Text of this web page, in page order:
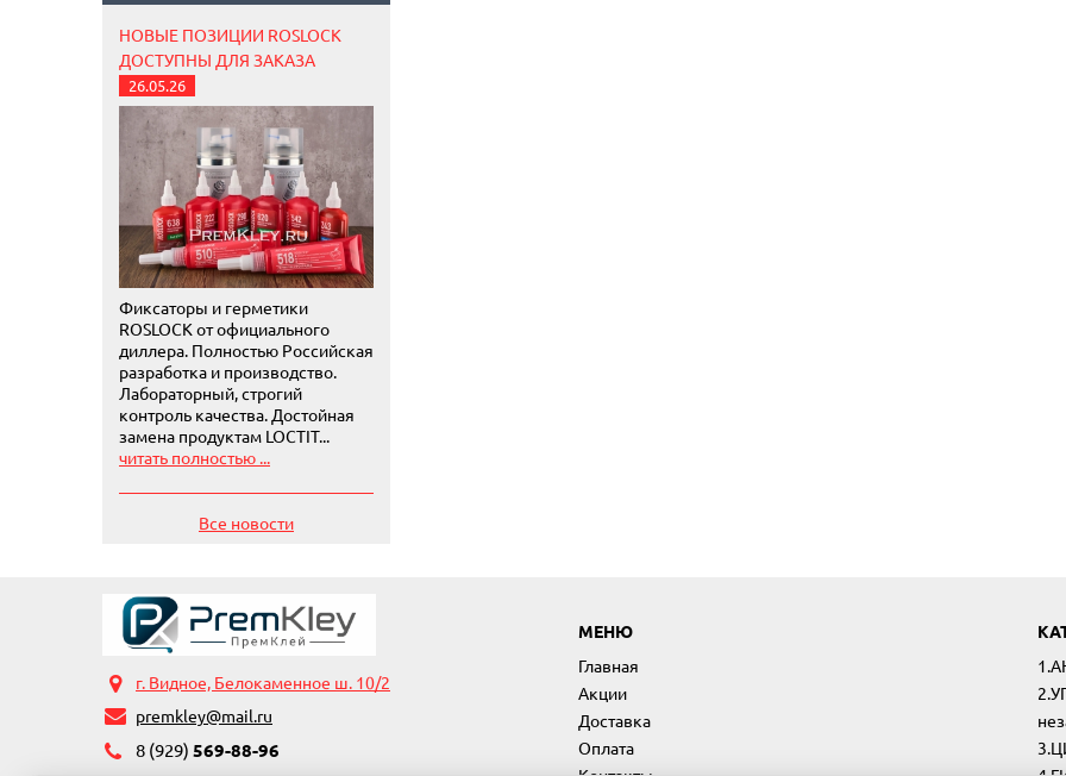
НОВЫЕ ПОЗИЦИИ ROSLOCK
ДОСТУПНЫ ДЛЯ ЗАКАЗА
26.05.26
Фиксаторы и герметики
ROSLOCK от официального
диллера. Полностью Российская
разработка и производство.
Лабораторный, строгий
контроль качества. Достойная
замена продуктам LOCTIT...
читать полностью ...
Все новости
г. Видное, Белокаменное ш. 10/2
premkley@mail.ru
8 (929) 569-88-96
МЕНЮ
Главная
Акции
Доставка
Оплата